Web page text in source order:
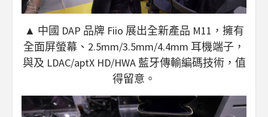
▲ 中國 DAP 品牌 Fiio 展出全新產品 M11，擁有
全面屏螢幕、2.5mm/3.5mm/4.4mm 耳機端子，
與及 LDAC/aptX HD/HWA 藍牙傳輸編碼技術，值
得留意。